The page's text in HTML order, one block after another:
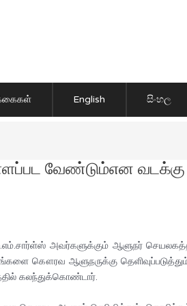
English සිංහල
வேண்டும்என வடக்கு
அவர்களுக்கும் ஆளுநர்
கௌரவ ஆளுநருக்கு
கலந்துக்கொண்டார்.